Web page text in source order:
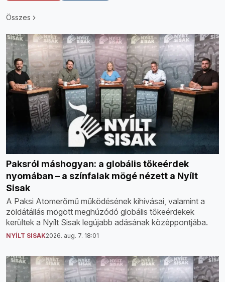
Összes
Paksról máshogyan: a globális tőkeérdek
nyomában – a színfalak mögé nézett a Nyílt
Sisak
A Paksi Atomerőmű működésének kihívásai, valamint a
zöldátállás mögött meghúzódó globális tőkeérdekek
kerültek a Nyílt Sisak legújabb adásának középpontjába.
NYÍLT SISAK2026. aug. 7. 18:01